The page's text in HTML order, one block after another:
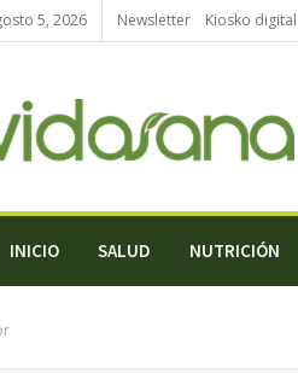
5, 2026 Newsletter Kiosko digital
INICIO SALUD NUTRICIÓN